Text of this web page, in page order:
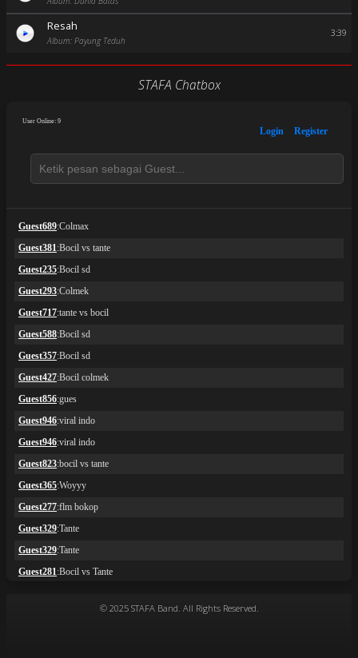
Resah
Album: Payung Teduh
3:39
STAFA Chatbox
© 2025 STAFA Band. All Rights Reserved.